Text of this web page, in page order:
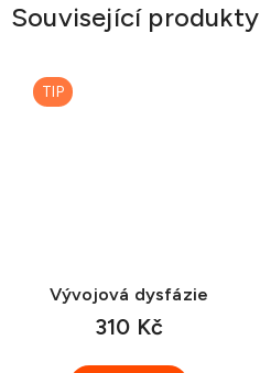
Související produkty
TIP
Vývojová dysfázie
310 Kč